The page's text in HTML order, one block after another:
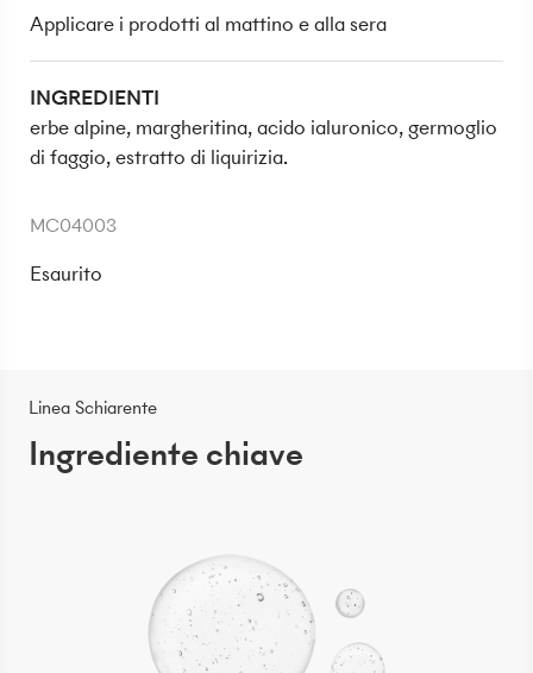
Applicare i prodotti al mattino e alla sera
INGREDIENTI
erbe alpine, margheritina, acido ialuronico, germoglio
di faggio, estratto di liquirizia.
MC04003
Esaurito
Linea Schiarente
Ingrediente chiave